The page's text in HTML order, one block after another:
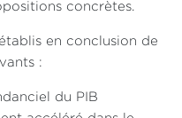
concrètes.
en conclusion de
:
du PIB